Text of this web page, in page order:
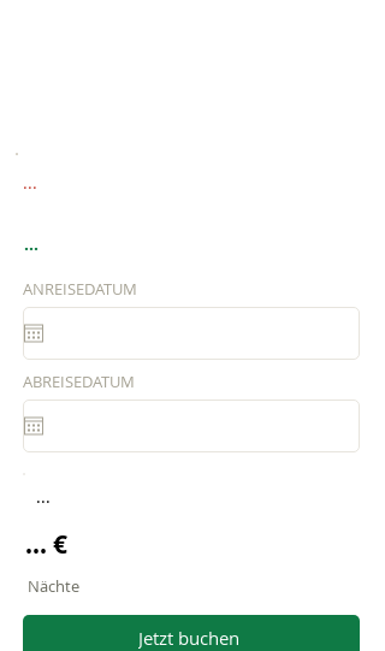
...
...
ANREISEDATUM
ABREISEDATUM
...
... €
Nächte
Jetzt buchen